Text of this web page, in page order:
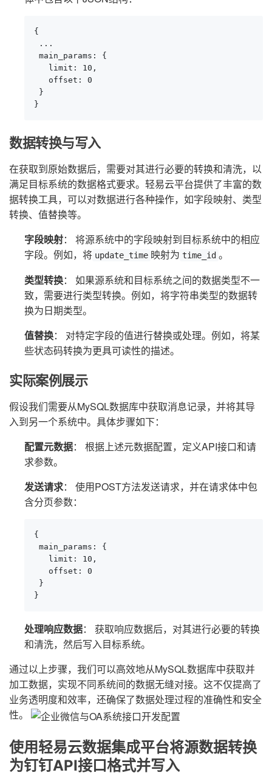
{
...
main_params: {
   limit: 10,
   offset: 0
}
}
数据转换与写入
在获取到原始数据后，需要对其进行必要的转换和清洗，以
满足目标系统的数据格式要求。轻易云平台提供了丰富的数
据转换工具，可以对数据进行各种操作，如字段映射、类型
转换、值替换等。
字段映射： 将源系统中的字段映射到目标系统中的相应
字段。例如，将 update_time 映射为 time_id 。
类型转换： 如果源系统和目标系统之间的数据类型不一
致，需要进行类型转换。例如，将字符串类型的数据转
换为日期类型。
值替换： 对特定字段的值进行替换或处理。例如，将某
些状态码转换为更具可读性的描述。
实际案例展示
假设我们需要从MySQL数据库中获取消息记录，并将其导
入到另一个系统中。具体步骤如下：
配置元数据： 根据上述元数据配置，定义API接口和请
求参数。
发送请求： 使用POST方法发送请求，并在请求体中包
含分页参数：
{
main_params: {
   limit: 10,
   offset: 0
}
}
处理响应数据： 获取响应数据后，对其进行必要的转换
和清洗，然后写入目标系统。
通过以上步骤，我们可以高效地从MySQL数据库中获取并
加工数据，实现不同系统间的数据无缝对接。这不仅提高了
业务透明度和效率，还确保了数据处理过程的准确性和安全
性。
使用轻易云数据集成平台将源数据转换
为钉钉API接口格式并写入